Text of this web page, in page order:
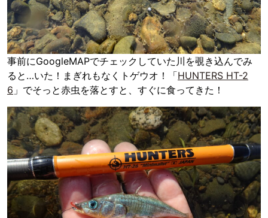
事前にGoogleMAPでチェックしていた川を覗き込んでみ
ると…いた！まぎれもなくトゲウオ！「HUNTERS HT-2
6 」でそっと赤虫を落とすと、すぐに食ってきた！